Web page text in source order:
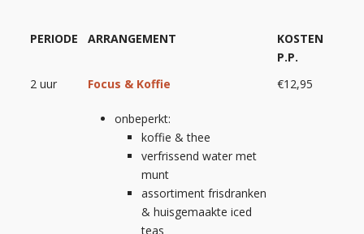
PERIODE ARRANGEMENT
KOSTEN
P.P.
2 uur
Focus & Koffie
onbeperkt:
koffie & thee
verfrissend water met
munt
assortiment frisdranken
& huisgemaakte iced
teas
€12,95